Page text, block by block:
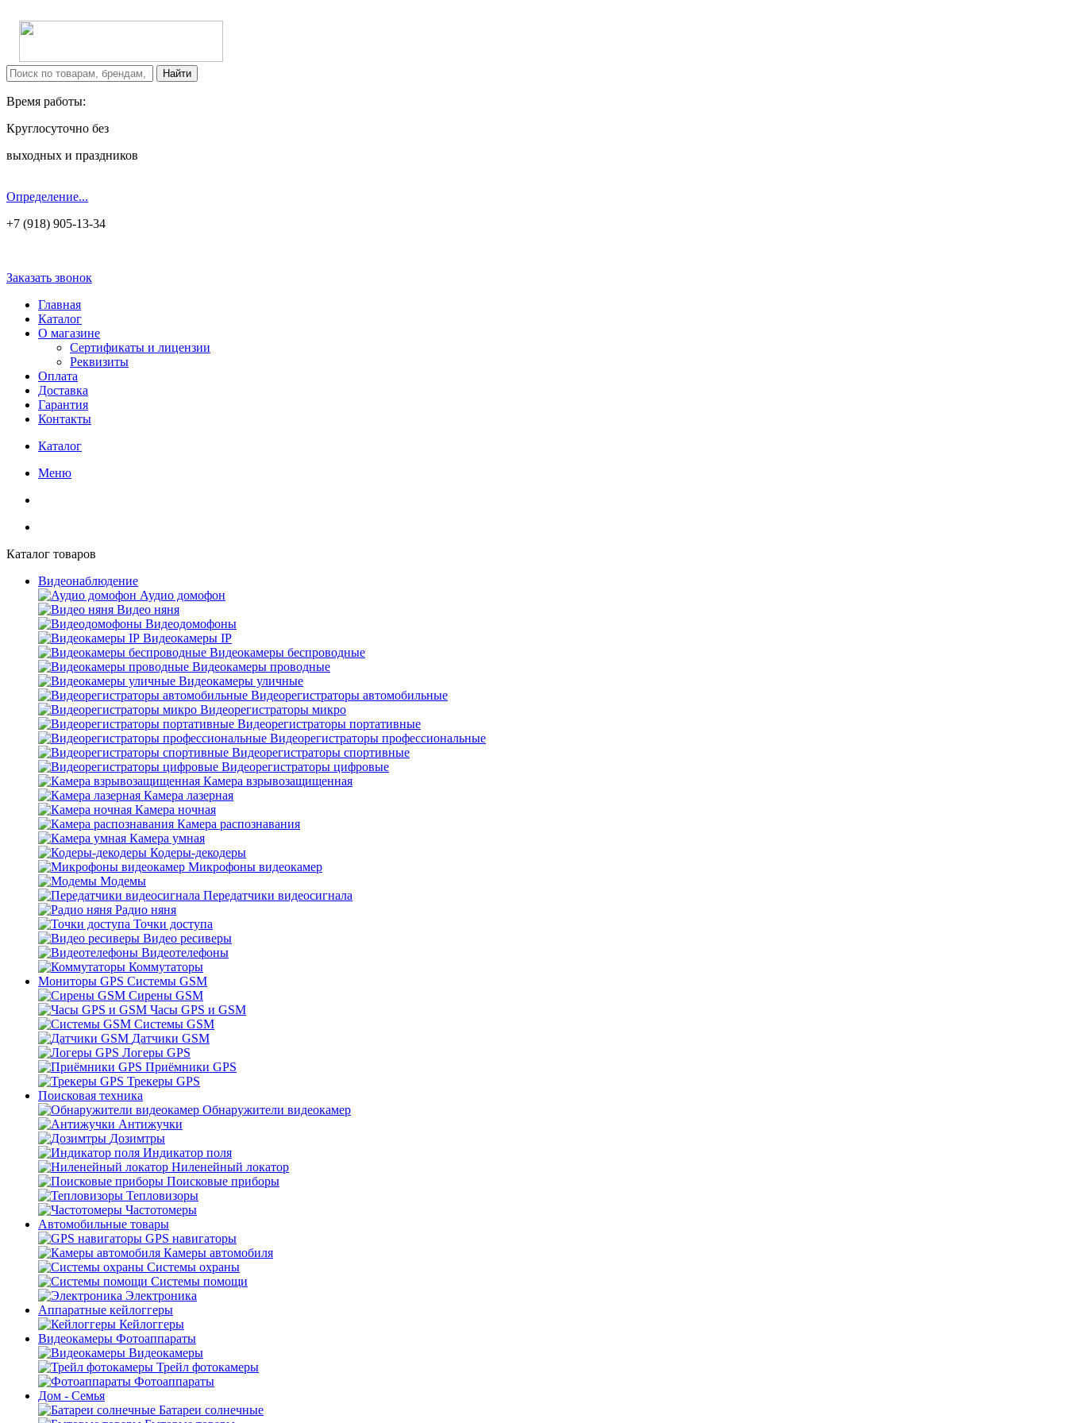
Время работы:
Круглосуточно без
выходных и праздников
Определение...
+7 (918) 905-13-34
Заказать звонок
Главная
Каталог
О магазине
Сертификаты и лицензии
Реквизиты
Оплата
Доставка
Гарантия
Контакты
Каталог
Меню
Каталог товаров
Видеонаблюдение
Аудио домофон
Видео няня
Видеодомофоны
Видеокамеры IP
Видеокамеры беспроводные
Видеокамеры проводные
Видеокамеры уличные
Видеорегистраторы автомобильные
Видеорегистраторы микро
Видеорегистраторы портативные
Видеорегистраторы профессиональные
Видеорегистраторы спортивные
Видеорегистраторы цифровые
Камера взрывозащищенная
Камера лазерная
Камера ночная
Камера распознавания
Камера умная
Кодеры-декодеры
Микрофоны видеокамер
Модемы
Передатчики видеосигнала
Радио няня
Точки доступа
Видео ресиверы
Видеотелефоны
Коммутаторы
Мониторы GPS Системы GSM
Сирены GSM
Часы GPS и GSM
Системы GSM
Датчики GSM
Логеры GPS
Приёмники GPS
Трекеры GPS
Поисковая техника
Обнаружители видеокамер
Антижучки
Дозимтры
Индикатор поля
Ниленейный локатор
Поисковые приборы
Тепловизоры
Частотомеры
Автомобильные товары
GPS навигаторы
Камеры автомобиля
Системы охраны
Системы помощи
Электроника
Аппаратные кейлоггеры
Кейлоггеры
Видеокамеры Фотоаппараты
Видеокамеры
Трейл фотокамеры
Фотоаппараты
Дом - Семья
Батареи солнечные